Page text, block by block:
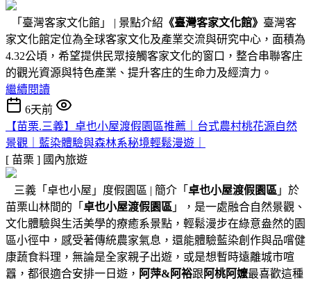
「臺灣客家文化館」 | 景點介紹 《臺灣客家文化館》 臺灣客
家文化館定位為全球客家文化及產業交流與研究中心，面積為
4.32公頃，希望提供民眾接觸客家文化的窗口，整合串聯客庄
的觀光資源與特色產業、提升客庄的生命力及經濟力。
繼續閱讀
6天前
【苗栗.三義】卓也小屋渡假園區推薦｜台式農村桃花源自然
景觀｜藍染體驗與森林系秘境輕鬆漫遊｜
[ 苗栗 ] 國內旅遊
三義「卓也小屋」度假園區 | 簡介「 卓也小屋渡假園區 」於
苗栗山林間的「 卓也小屋渡假園區 」，是一處融合自然景觀、
文化體驗與生活美學的療癒系景點，輕鬆漫步在綠意盎然的園
區小徑中，感受著傳統農家氣息，還能體驗藍染創作與品嚐健
康蔬食料理，無論是全家親子出遊，或是想暫時遠離城市喧
囂，都很適合安排一日遊， 阿萍&阿裕跟 阿桃阿嬤最喜歡這種